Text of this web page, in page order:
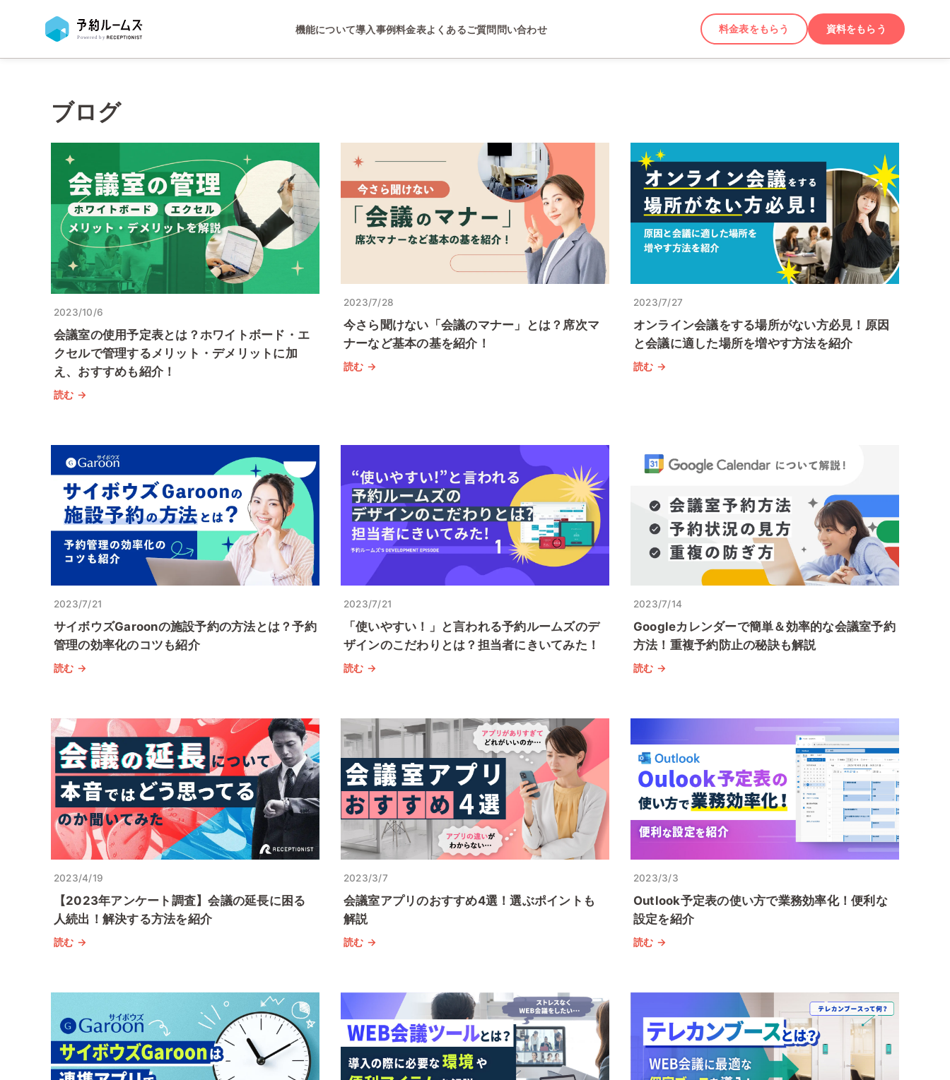
機能について導入事例料金表よくあるご質問問い合わせ 料金表をもらう 資料をもらう
ブログ
2023/10/6
会議室の使用予定表とは？ホワイトボード・エ
クセルで管理するメリット・デメリットに加
え、おすすめも紹介！
読む →
2023/7/28
今さら聞けない「会議のマナー」とは？席次マ
ナーなど基本の基を紹介！
読む →
2023/7/27
オンライン会議をする場所がない方必見！原因
と会議に適した場所を増やす方法を紹介
読む →
2023/7/21
サイボウズGaroonの施設予約の方法とは？予約
管理の効率化のコツも紹介
読む →
2023/7/21
「使いやすい！」と言われる予約ルームズのデ
ザインのこだわりとは？担当者にきいてみた！
読む →
2023/7/14
Googleカレンダーで簡単＆効率的な会議室予約
方法！重複予約防止の秘訣も解説
読む →
2023/4/19
【2023年アンケート調査】会議の延長に困る
人続出！解決する方法を紹介
読む →
2023/3/7
会議室アプリのおすすめ4選！選ぶポイントも
解説
読む →
2023/3/3
Outlook予定表の使い方で業務効率化！便利な
設定を紹介
読む →